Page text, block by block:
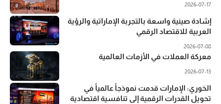
2026-07-17
إشادة صينية واسعة بالتجربة الإماراتية والرؤية
العربية للاقتصاد الرقمي
2026-07-08
معركة العملات في الأزمات العالمية
2026-07-13
الخوري: الإمارات قدمت نموذجاً عالمياً في
تحويل القدرات الرقمية إلى تنافسية اقتصادية